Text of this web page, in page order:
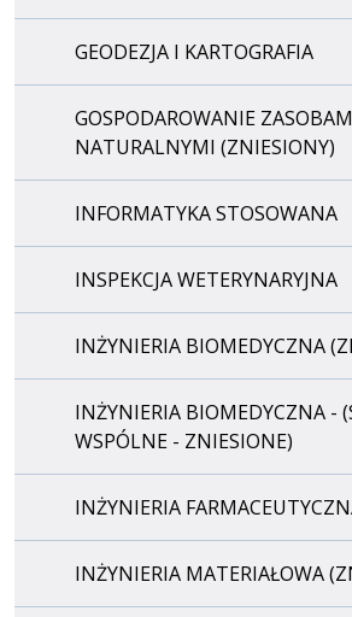
GEODEZJA I KARTOGRAFIA
GOSPODAROWANIE
NATURALNYMI (ZNIESIONY)
INFORMATYKA STOSOWANA
INSPEKCJA WETERYNARYJNA
INŻYNIERIA BIOMEDYCZNA
INŻYNIERIA BIOMEDYCZNA -
WSPÓLNE - ZNIESIONE)
INŻYNIERIA
INŻYNIERIA MATERIAŁOWA